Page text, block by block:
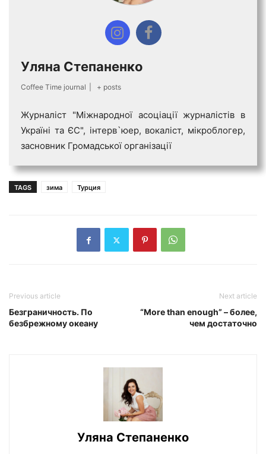
Уляна Степаненко
Coffee Time journal + posts
Журналіст "Міжнародної асоціації журналістів в
Україні та ЄС", інтерв`юер, вокаліст, мікроблогер,
засновник Громадської організації
TAGS зима Турция
Previous article
Безграничность. По
безбрежному океану
Next article
“More than enough” – более,
чем достаточно
Уляна Степаненко